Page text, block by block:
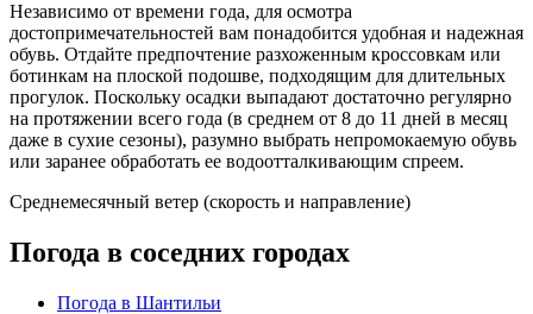
Независимо от времени года, для осмотра
достопримечательностей вам понадобится удобная и надежная
обувь. Отдайте предпочтение разхоженным кроссовкам или
ботинкам на плоской подошве, подходящим для длительных
прогулок. Поскольку осадки выпадают достаточно регулярно
на протяжении всего года (в среднем от 8 до 11 дней в месяц
даже в сухие сезоны), разумно выбрать непромокаемую обувь
или заранее обработать ее водоотталкивающим спреем.
Среднемесячный ветер (скорость и направление)
Погода в соседних городах
Погода в Шантильи